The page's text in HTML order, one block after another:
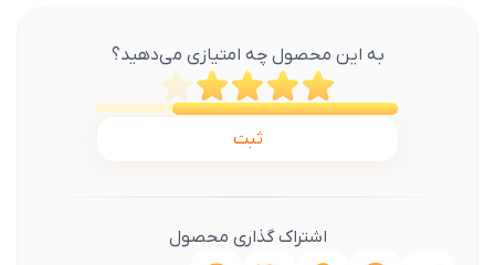
به این محصول چه امتیازی می‌دهید؟
ثبت
اشتراک گذاری محصول